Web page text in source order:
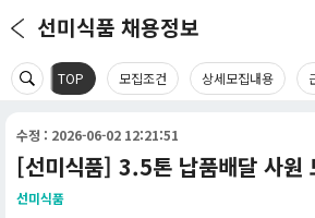
선미식품 채용정보
TOP 모집조건 상세모집내용
수정 : 2026-06-02 12:21:51
[선미식품] 3.5톤 납품배달 사원
선미식품